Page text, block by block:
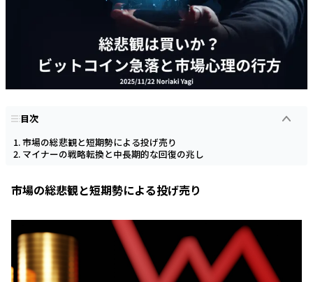
目次
市場の総悲観と短期勢による投げ売り
マイナーの戦略転換と中長期的な回復の兆し
市場の総悲観と短期勢による投げ売り